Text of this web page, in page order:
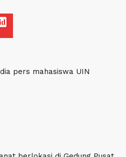
pers mahasiswa UIN